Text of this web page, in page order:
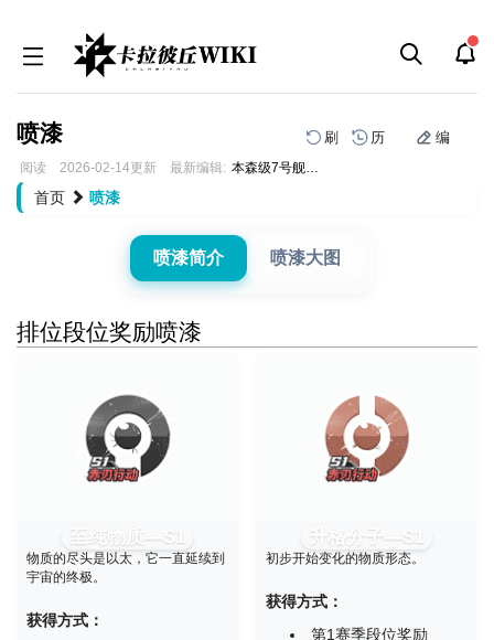
喷漆 刷 历 编
阅读 2026-02-14更新 最新编辑: 本森级7号舰拉菲
跳
到
跳
到
首页 喷漆
喷漆简介 喷漆大图
排位段位奖励喷漆
至纯物质—S1
物质的尽头是以太，它一直延续到
宇宙的终极。
获得方式：
升格分子—S1
初步开始变化的物质形态。
获得方式：
第1赛季段位奖励